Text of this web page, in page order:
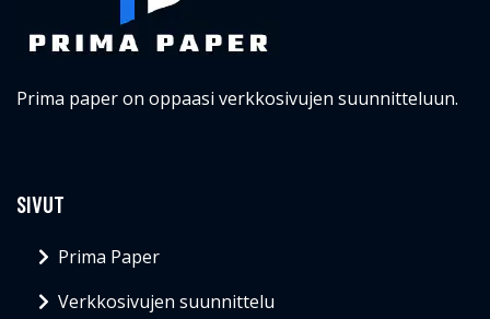
Prima paper on oppaasi verkkosivujen suunnitteluun.
SIVUT
Prima Paper
Verkkosivujen suunnittelu